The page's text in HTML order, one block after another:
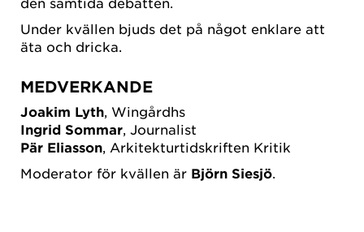
Under kvällen bjuds det på något enklare att
äta och dricka.
MEDVERKANDE
Joakim Lyth, Wingårdhs
Ingrid Sommar, Journalist
Pär Eliasson, Arkitekturtidskriften Kritik
Moderator för kvällen är Björn Siesjö